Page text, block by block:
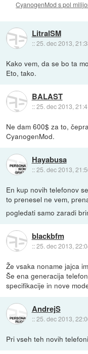
CyanogenMod s pol
LitralSM
::25. dec 2013,
Kako vem, da se bo ta
Eto, tako.
BALAST
::25. dec 2013,
Ne dam 600$ za to,
CyanogenMod.
Hayabusa
::25. dec 2013,
En kup novih telefonov
to prenesel ne vem,
pogledati samo zaradi
blackbfm
::25. dec 2013,
Že vsaka noname jajca
Še ena generacija
specifikacije in nove
AndrejS
::25. dec 2013,
Pri vseh teh novih